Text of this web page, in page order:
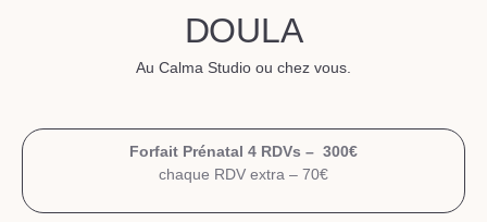
DOULA
Au Calma Studio ou chez vous.
Forfait Prénatal 4 RDVs – 300€
chaque RDV extra – 70€